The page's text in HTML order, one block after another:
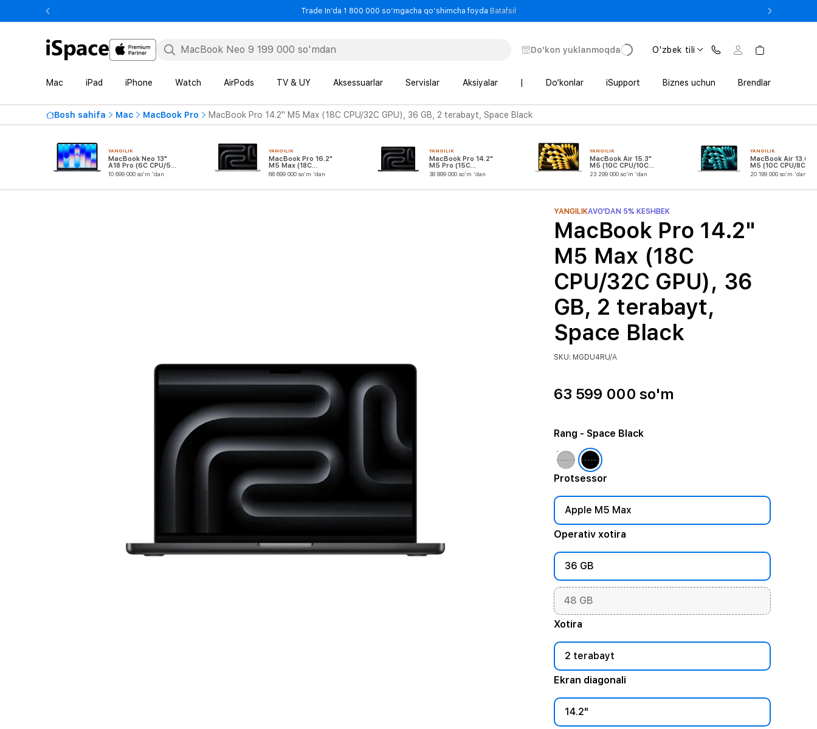
Trade In’da 1 800 000 so‘mgacha qo‘shimcha foyda Batafsil
Do'kon yuklanmoqda O'zbek tili
Mac iPad iPhone Watch AirPods TV & UY Aksessuarlar Servislar Aksiyalar Do‘konlar iSupport Biznes uchun Brendlar
Bosh sahifa Mac MacBook Pro MacBook Pro 14.2" M5 Max (18C CPU/32C GPU), 36 GB, 2 terabayt, Space Black
YANGILIK
MacBook Neo 13"
A18 Pro (6C CPU/5C
GPU)
10 699 000 so'm 'dan
YANGILIK
MacBook Pro 16.2"
M5 Max (18C
CPU/32C GPU)
68 699 000 so'm 'dan
YANGILIK
MacBook Pro 14.2"
M5 Pro (15C
CPU/16C GPU)
38 899 000 so'm 'dan
YANGILIK
MacBook Air 15.3"
M5 (10C CPU/10C
GPU)
23 299 000 so'm 'dan
YANGILIK
MacBook Air 13.6"
M5 (10C CPU/8C
GPU)
20 199 000 so'm 'dan
YANGILIKAVO'DAN 5% KESHBEK
MacBook Pro 14.2"
M5 Max (18C
CPU/32C GPU), 36
GB, 2 terabayt,
Space Black
SKU: MGDU4RU/A
63 599 000 so'm
Protsessor
Apple M5 Max
Operativ xotira
36 GB
48 GB
Xotira
2 terabayt
Ekran diagonali
14.2"
Rang - Space Black